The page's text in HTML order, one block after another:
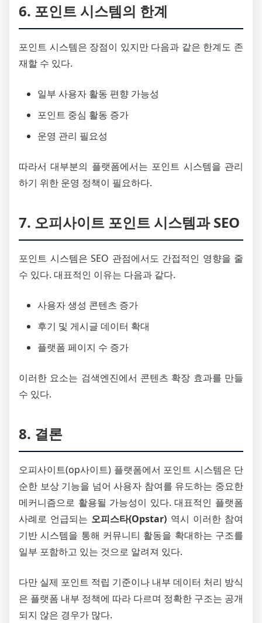
6. 포인트 시스템의 한계
포인트 시스템은 장점이 있지만 다음과 같은 한계도 존
재할 수 있다.
일부 사용자 활동 편향 가능성
포인트 중심 활동 증가
운영 관리 필요성
따라서 대부분의 플랫폼에서는 포인트 시스템을 관리
하기 위한 운영 정책이 필요하다.
7. 오피사이트 포인트 시스템과 SEO
포인트 시스템은 SEO 관점에서도 간접적인 영향을 줄
수 있다. 대표적인 이유는 다음과 같다.
사용자 생성 콘텐츠 증가
후기 및 게시글 데이터 확대
플랫폼 페이지 수 증가
이러한 요소는 검색엔진에서 콘텐츠 확장 효과를 만들
수 있다.
8. 결론
오피사이트(op사이트) 플랫폼에서 포인트 시스템은 단
순한 보상 기능을 넘어 사용자 참여를 유도하는 중요한
메커니즘으로 활용될 가능성이 있다. 대표적인 플랫폼
사례로 언급되는 오피스타(Opstar) 역시 이러한 참여
기반 시스템을 통해 커뮤니티 활동을 확대하는 구조를
일부 포함하고 있는 것으로 알려져 있다.
다만 실제 포인트 적립 기준이나 내부 데이터 처리 방식
은 플랫폼 내부 정책에 따라 다르며 정확한 구조는 공개
되지 않은 경우가 많다.